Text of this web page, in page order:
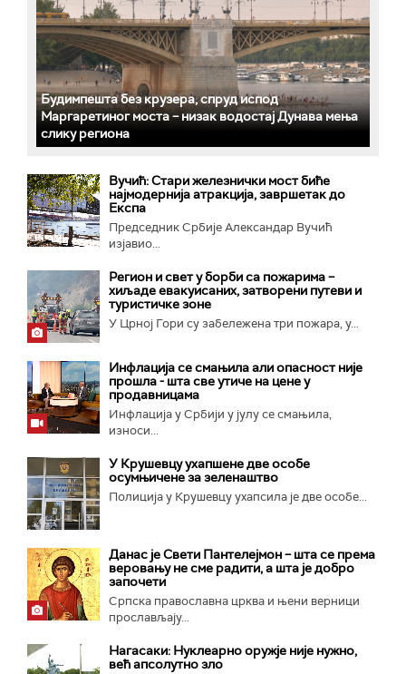
Будимпешта без крузера, спруд испод
Маргаретиног моста – низак водостај Дунава мења
слику региона
Вучић: Стари железнички мост биће
најмодернија атракција, завршетак до
Експа
Председник Србије Александар Вучић
изјавио...
Регион и свет у борби са пожарима –
хиљаде евакуисаних, затворени путеви и
туристичке зоне
У Црној Гори су забележена три пожара, у...
Инфлација се смањила али опасност није
прошла - шта све утиче на цене у
продавницама
Инфлација у Србији у јулу се смањила,
износи...
У Крушевцу ухапшене две особе
осумњичене за зеленаштво
Полиција у Крушевцу ухапсила је две особе...
Данас је Свети Пантелејмон – шта се према
веровању не сме радити, а шта је добро
започети
Српска православна црква и њени верници
прослављају...
Нагасаки: Нуклеарно оружје није нужно,
већ апсолутно зло